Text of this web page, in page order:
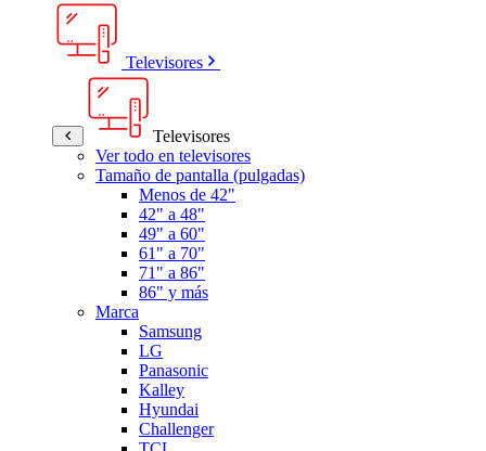
Televisores
Televisores
Ver todo en televisores
Tamaño de pantalla (pulgadas)
Menos de 42"
42" a 48"
49" a 60"
61" a 70"
71" a 86"
86" y más
Marca
Samsung
LG
Panasonic
Kalley
Hyundai
Challenger